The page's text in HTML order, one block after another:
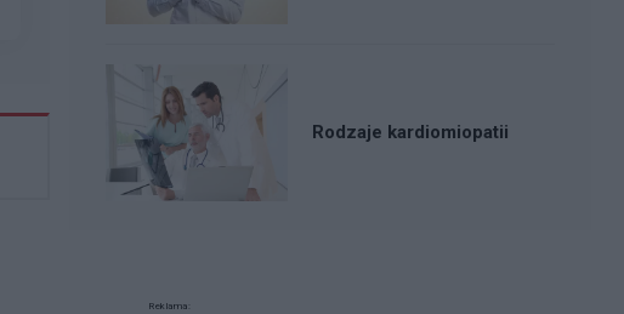
Rodzaje kardiomiopatii
Reklama: